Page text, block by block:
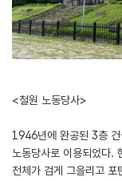
<철원 노동당사>
1946년에 완공된 3층
노동당사로 이용되었다.
전체가 검게 그을리고 포